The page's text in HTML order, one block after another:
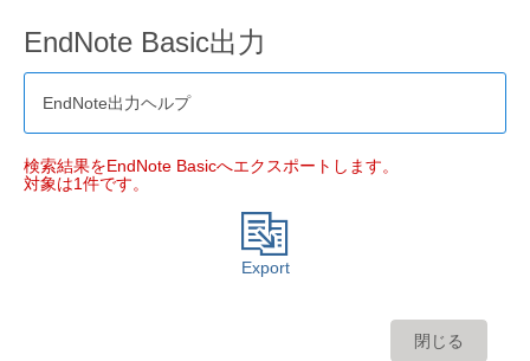
EndNote Basic出力
EndNote出力ヘルプ
検索結果をEndNote Basicへエクスポートします。
対象は1件です。
Export